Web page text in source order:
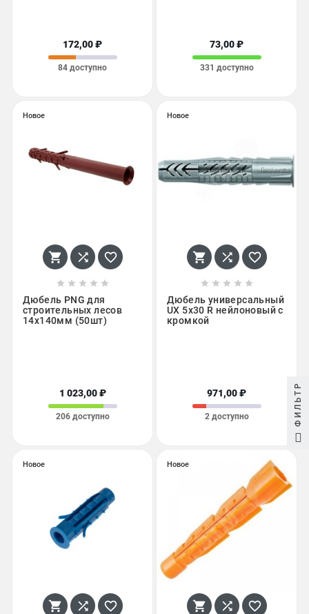
172,00 ₽
84 доступно
73,00 ₽
331 доступно
Новое
  
    
Дюбель PNG для
строительных лесов
14x140мм (50шт)
1 023,00 ₽
206 доступно
Новое
  
    
Дюбель универсальный
UX 5х30 R нейлоновый с
кромкой
971,00 ₽
2 доступно
Новое
  
Новое
  
ФИЛЬТР